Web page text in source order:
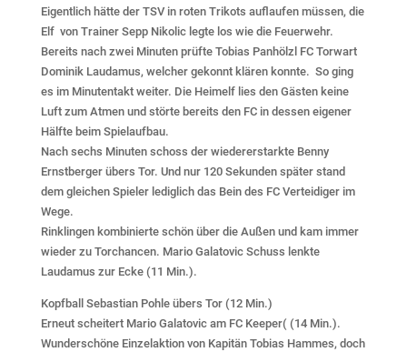
Eigentlich hätte der TSV in roten Trikots auflaufen müssen, die
Elf von Trainer Sepp Nikolic legte los wie die Feuerwehr.
Bereits nach zwei Minuten prüfte Tobias Panhölzl FC Torwart
Dominik Laudamus, welcher gekonnt klären konnte. So ging
es im Minutentakt weiter. Die Heimelf lies den Gästen keine
Luft zum Atmen und störte bereits den FC in dessen eigener
Hälfte beim Spielaufbau.
Nach sechs Minuten schoss der wiedererstarkte Benny
Ernstberger übers Tor. Und nur 120 Sekunden später stand
dem gleichen Spieler lediglich das Bein des FC Verteidiger im
Wege.
Rinklingen kombinierte schön über die Außen und kam immer
wieder zu Torchancen. Mario Galatovic Schuss lenkte
Laudamus zur Ecke (11 Min.).
Kopfball Sebastian Pohle übers Tor (12 Min.)
Erneut scheitert Mario Galatovic am FC Keeper( (14 Min.).
Wunderschöne Einzelaktion von Kapitän Tobias Hammes, doch